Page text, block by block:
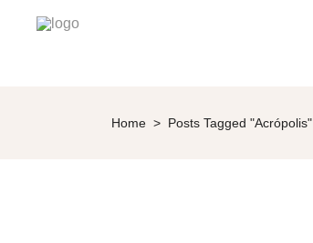
Home > Posts Tagged "acrópolis"